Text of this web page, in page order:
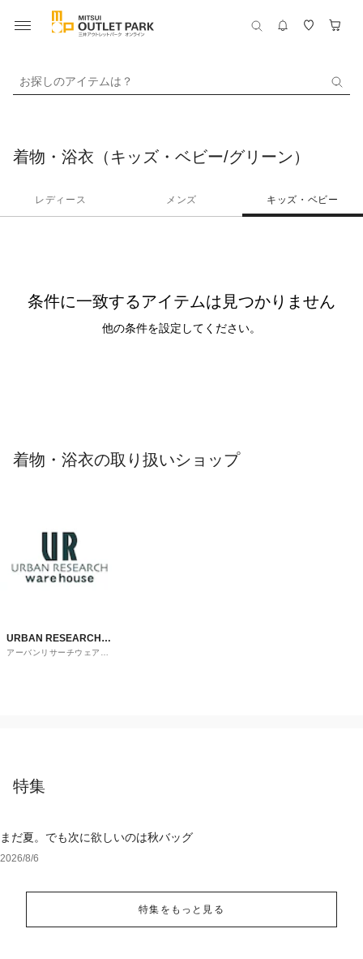
お探しのアイテムは？
着物・浴衣（キッズ・ベビー/グリーン）
レディース メンズ キッズ・ベビー
条件に一致するアイテムは見つかりません
他の条件を設定してください。
着物・浴衣の取り扱いショップ
URBAN RESEARCH
ware house
アーバンリサーチウェアハ
特集
まだ夏。でも次に欲しいのは秋バッグ
2026/8/6
特集をもっと見る